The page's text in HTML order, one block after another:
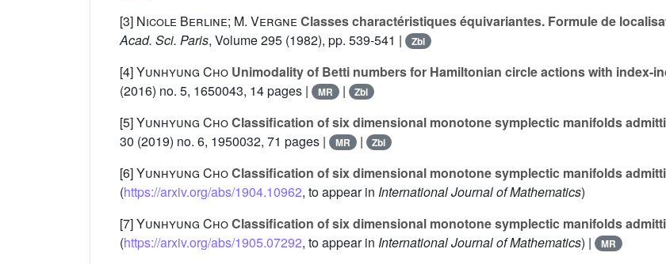
[3] Nicole Berline; M. Vergne Classes charactéristiques équivariantes. Formule de
Acad. Sci. Paris, Volume 295 (1982), pp. 539-541 | Zbl
[4]Yunhyung Cho Unimodality of Betti numbers for Hamiltonian circle actions with index-
(2016) no. 5, 1650043, 14 pages |
MR | Zbl
[5]Yunhyung ChoClassification of six dimensional monotone symplectic manifolds
30 (2019) no. 6, 1950032, 71 pages | MR | Zbl
[6]Yunhyung ChoClassification of six dimensional monotone symplectic manifolds
(https://arxiv.org/abs/1904.10962, to appear in International Journal of Mathematics)
[7]Yunhyung ChoClassification of six dimensional monotone symplectic manifolds
(https://arxiv.org/abs/1905.07292, to appear in International Journal of Mathematics) | MR